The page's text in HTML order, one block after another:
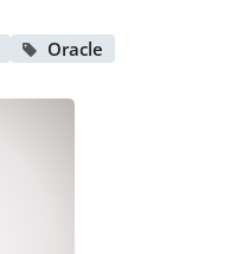
Oracle